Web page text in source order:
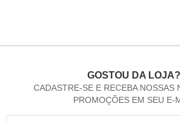
GOSTOU DA LOJA?
CADASTRE-SE E RECEBA NOSSAS
PROMOÇÕES EM SEU E-